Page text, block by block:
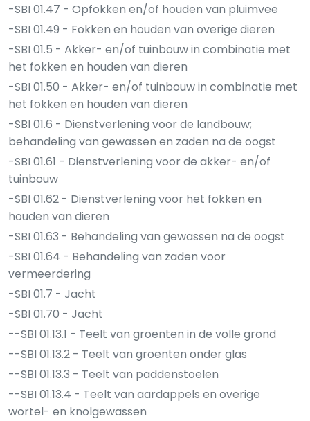
-SBI 01.47 - Opfokken en/of houden van pluimvee
-SBI 01.49 - Fokken en houden van overige dieren
-SBI 01.5 - Akker- en/of tuinbouw in combinatie met
het fokken en houden van dieren
-SBI 01.50 - Akker- en/of tuinbouw in combinatie met
het fokken en houden van dieren
-SBI 01.6 - Dienstverlening voor de landbouw;
behandeling van gewassen en zaden na de oogst
-SBI 01.61 - Dienstverlening voor de akker- en/of
tuinbouw
-SBI 01.62 - Dienstverlening voor het fokken en
houden van dieren
-SBI 01.63 - Behandeling van gewassen na de oogst
-SBI 01.64 - Behandeling van zaden voor
vermeerdering
-SBI 01.7 - Jacht
-SBI 01.70 - Jacht
--SBI 01.13.1 - Teelt van groenten in de volle grond
--SBI 01.13.2 - Teelt van groenten onder glas
--SBI 01.13.3 - Teelt van paddenstoelen
--SBI 01.13.4 - Teelt van aardappels en overige
wortel- en knolgewassen